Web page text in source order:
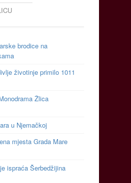
brodice na
životinje primilo 1011
Žlica
u Njemačkoj
mjesta Grada Mare
ispraća Šerbedžijina